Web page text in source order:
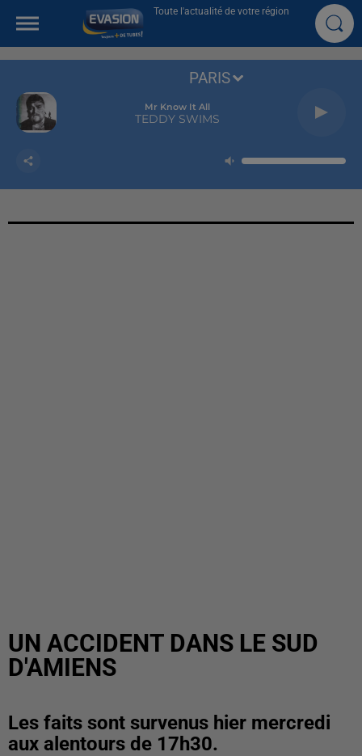
Toute l'actualité de votre région
Mr Know It All
TEDDY SWIMS
PARIS
UN ACCIDENT DANS LE SUD
D'AMIENS
Les faits sont survenus hier mercredi
aux alentours de 17h30.